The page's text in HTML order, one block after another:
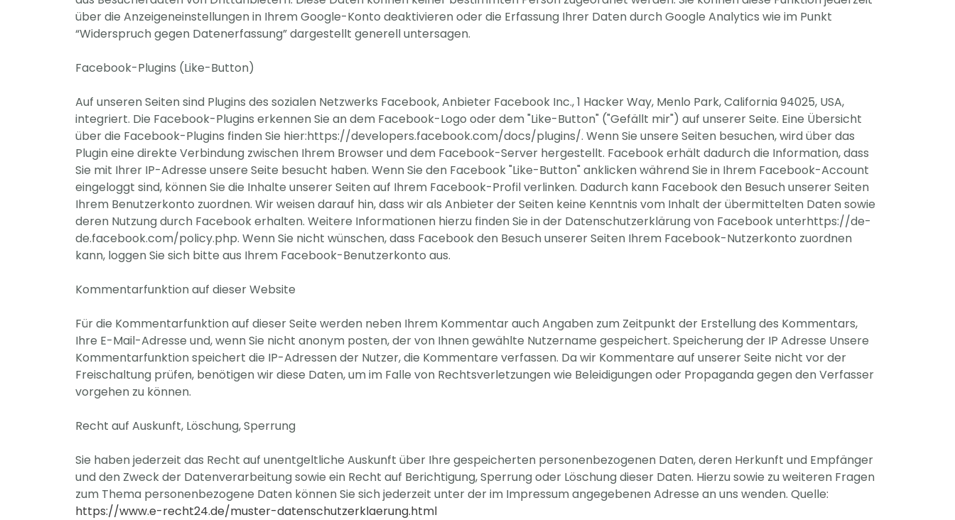
über die Anzeigeneinstellungen in Ihrem Google-Konto deaktivieren oder die Erfassung Ihrer Daten durch Google Analytics wie im Punkt
“Widerspruch gegen Datenerfassung” dargestellt generell untersagen.
Facebook-Plugins (Like-Button)
Auf unseren Seiten sind Plugins des sozialen Netzwerks Facebook, Anbieter Facebook Inc., 1 Hacker Way, Menlo Park, California 94025, USA,
integriert. Die Facebook-Plugins erkennen Sie an dem Facebook-Logo oder dem "Like-Button" ("Gefällt mir") auf unserer Seite. Eine Übersicht
über die Facebook-Plugins finden Sie hier:https://developers.facebook.com/docs/plugins/. Wenn Sie unsere Seiten besuchen, wird über das
Plugin eine direkte Verbindung zwischen Ihrem Browser und dem Facebook-Server hergestellt. Facebook erhält dadurch die Information, dass
Sie mit Ihrer IP-Adresse unsere Seite besucht haben. Wenn Sie den Facebook "Like-Button" anklicken während Sie in Ihrem Facebook-Account
eingeloggt sind, können Sie die Inhalte unserer Seiten auf Ihrem Facebook-Profil verlinken. Dadurch kann Facebook den Besuch unserer Seiten
Ihrem Benutzerkonto zuordnen. Wir weisen darauf hin, dass wir als Anbieter der Seiten keine Kenntnis vom Inhalt der übermittelten Daten sowie
deren Nutzung durch Facebook erhalten. Weitere Informationen hierzu finden Sie in der Datenschutzerklärung von Facebook unterhttps://de-
de.facebook.com/policy.php. Wenn Sie nicht wünschen, dass Facebook den Besuch unserer Seiten Ihrem Facebook-Nutzerkonto zuordnen
kann, loggen Sie sich bitte aus Ihrem Facebook-Benutzerkonto aus.
Kommentarfunktion auf dieser Website
Für die Kommentarfunktion auf dieser Seite werden neben Ihrem Kommentar auch Angaben zum Zeitpunkt der Erstellung des Kommentars,
Ihre E-Mail-Adresse und, wenn Sie nicht anonym posten, der von Ihnen gewählte Nutzername gespeichert. Speicherung der IP Adresse Unsere
Kommentarfunktion speichert die IP-Adressen der Nutzer, die Kommentare verfassen. Da wir Kommentare auf unserer Seite nicht vor der
Freischaltung prüfen, benötigen wir diese Daten, um im Falle von Rechtsverletzungen wie Beleidigungen oder Propaganda gegen den Verfasser
vorgehen zu können.
Recht auf Auskunft, Löschung, Sperrung
Sie haben jederzeit das Recht auf unentgeltliche Auskunft über Ihre gespeicherten personenbezogenen Daten, deren Herkunft und Empfänger
und den Zweck der Datenverarbeitung sowie ein Recht auf Berichtigung, Sperrung oder Löschung dieser Daten. Hierzu sowie zu weiteren Fragen
zum Thema personenbezogene Daten können Sie sich jederzeit unter der im Impressum angegebenen Adresse an uns wenden. Quelle:
https://www.e-recht24.de/muster-datenschutzerklaerung.html